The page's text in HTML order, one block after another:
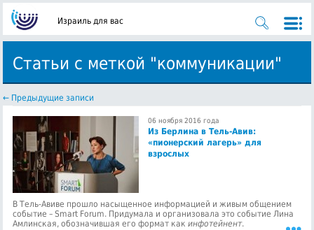
Израиль для вас
Статьи с меткой "коммуникации"
← Предыдущие записи
06 ноября 2016 года
Из Берлина в Тель-Авив:
«пионерский лагерь» для
взрослых
В Тель-Авиве прошло насыщенное информацией и живым общением
событие – Smart Forum. Придумала и организовала это событие Лина
Амлинская, обозначившая его формат как инфотейнент.